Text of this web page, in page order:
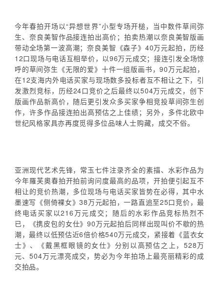
今年春拍开场以“异想世界”小型专场开槌，当中数件草间弥
生、奈良美智作品接连拍出高价；拍卖热潮以奈良美智版画
带动全场第一波高潮；奈良美智《森子》40万元起拍，历经
12口现场与电话互相举价，以96万元成交；接连引发全场惊
呼的草间弥生《无限的爱》十件一组版画书，90万元起拍，
在12支海内外电话买家与现场数多投标者互不相让之下，引
发激烈竞标，历经24口竞价之后最终以504万元成交，创下
版画作品新高价，随后更引发众多买家争相竞投草间弥生创
作，许多作品接连拍出高预估之上佳绩；另外，多件北欧中
世纪风格家具亦再度觅得多位品味人士购藏，成交不俗。
亚洲现代艺术先锋，常玉七件注录齐全的素描、水彩作品为
今年羅芙奧春拍开拍前询问度最高的品项，开拍便引起互不
相让的竞价热潮，多位现场与电话买家皆势在必得，其中水
墨速写《侧倚裸女》38万元起拍，一路直追至25口竞价，最
终电话买家以216万元成交；随后的水彩作品竞标热烈不
已，《携皮包的女仕》90万元起拍后同样出现叫价不歇的热
潮，最终以低预估近6倍价格540万元成交，紧接着《蓝衣女
士》、《戴黑框眼镜的女仕》分别以高预估之上，528万
元、504万元漂亮成交，势必为今年拍场上最亮丽精彩的成
交拍品。